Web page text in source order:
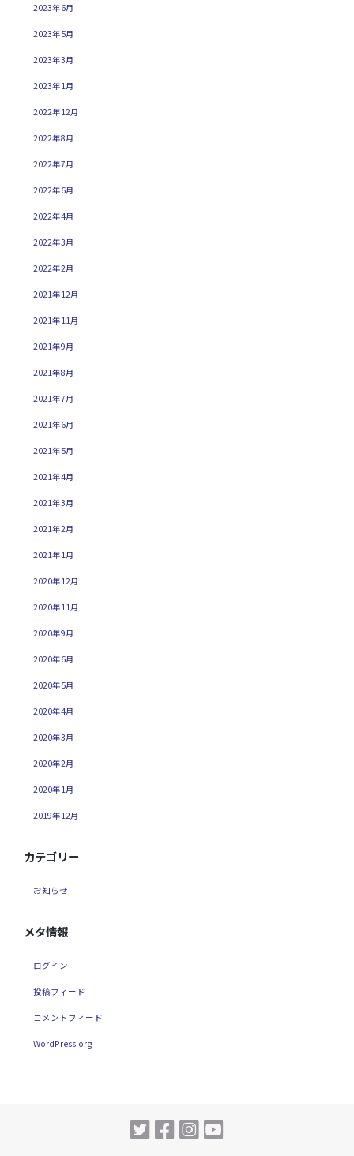
2023年6月
2023年5月
2023年3月
2023年1月
2022年12月
2022年8月
2022年7月
2022年6月
2022年4月
2022年3月
2022年2月
2021年12月
2021年11月
2021年9月
2021年8月
2021年7月
2021年6月
2021年5月
2021年4月
2021年3月
2021年2月
2021年1月
2020年12月
2020年11月
2020年9月
2020年6月
2020年5月
2020年4月
2020年3月
2020年2月
2020年1月
2019年12月
カテゴリー
お知らせ
メタ情報
ログイン
投稿フィード
コメントフィード
WordPress.org